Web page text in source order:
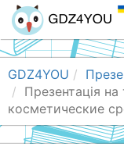
GDZ4YOU
Презентація
косметические